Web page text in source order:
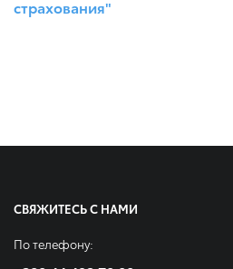
страхования"
СВЯЖИТЕСЬ С НАМИ
По телефону: